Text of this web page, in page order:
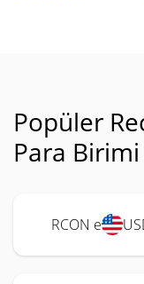
Popüler
Para
RCON e